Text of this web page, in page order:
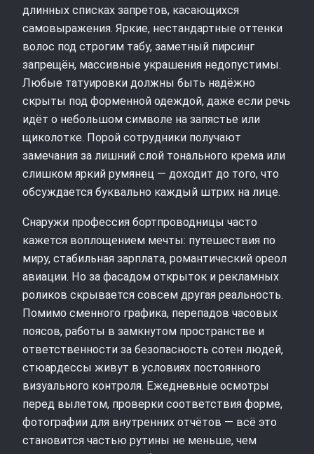
длинных списках запретов, касающихся
самовыражения. Яркие, нестандартные оттенки
волос под строгим табу, заметный пирсинг
запрещён, массивные украшения недопустимы.
Любые татуировки должны быть надёжно
скрыты под форменной одеждой, даже если речь
идёт о небольшом символе на запястье или
щиколотке. Порой сотрудники получают
замечания за лишний слой тонального крема или
слишком яркий румянец — доходит до того, что
обсуждается буквально каждый штрих на лице.
Снаружи профессия бортпроводницы часто
кажется воплощением мечты: путешествия по
миру, стабильная зарплата, романтический ореол
авиации. Но за фасадом открыток и рекламных
роликов скрывается совсем другая реальность.
Помимо сменного графика, перепадов часовых
поясов, работы в замкнутом пространстве и
ответственности за безопасность сотен людей,
стюардессы живут в условиях постоянного
визуального контроля. Ежедневные осмотры
перед вылетом, проверки соответствия форме,
фотографии для внутренних отчётов — всё это
становится частью рутины не меньше, чем